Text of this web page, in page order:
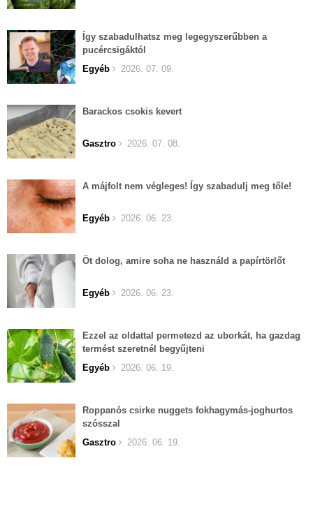
Így szabadulhatsz meg legegyszerűbben a
pucércsigáktól
Egyéb
2026. 07. 09.
Barackos csokis kevert
Gasztro 2026. 07. 08.
A májfolt nem végleges! Így szabadulj meg tőle!
Egyéb 2026. 06. 23.
Öt dolog, amire soha ne használd a papírtörlőt
Egyéb 2026. 06. 23.
Ezzel az oldattal permetezd az uborkát, ha gazdag
termést szeretnél begyűjteni
Egyéb
2026. 06. 19.
Roppanós csirke nuggets fokhagymás-joghurtos
szósszal
Gasztro
2026. 06. 19.